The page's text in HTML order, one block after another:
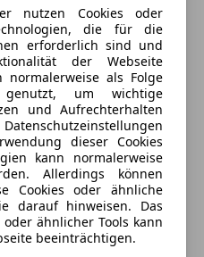
Paket
nutzen Cookies oder
die für die
erforderlich sind und
der Webseite
normalerweise als Folge
genutzt, um wichtige
und Aufrechterhalten
dieser Cookies
kann normalerweise
Allerdings können
Cookies oder ähnliche
darauf hinweisen. Das
ähnlicher Tools kann
beeinträchtigen.